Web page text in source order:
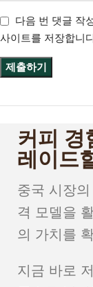
다음 번 댓글 작
사이트를 저장합니
커피 경
레이드
중국 시장
격 모델을
의 가치를
지금 바로